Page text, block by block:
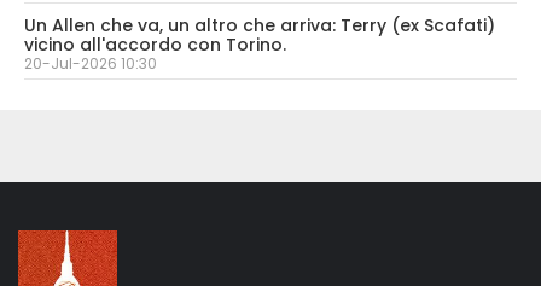
Un Allen che va, un altro che arriva: Terry (ex Scafati)
vicino all'accordo con Torino.
20-Jul-2026 10:30